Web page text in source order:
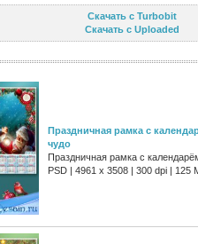
Скачать с Turbobit
Скачать с Uploaded
Праздничная рамка с
чудо
Праздничная рамка с
PSD | 4961 х 3508 | 300 dpi | 125